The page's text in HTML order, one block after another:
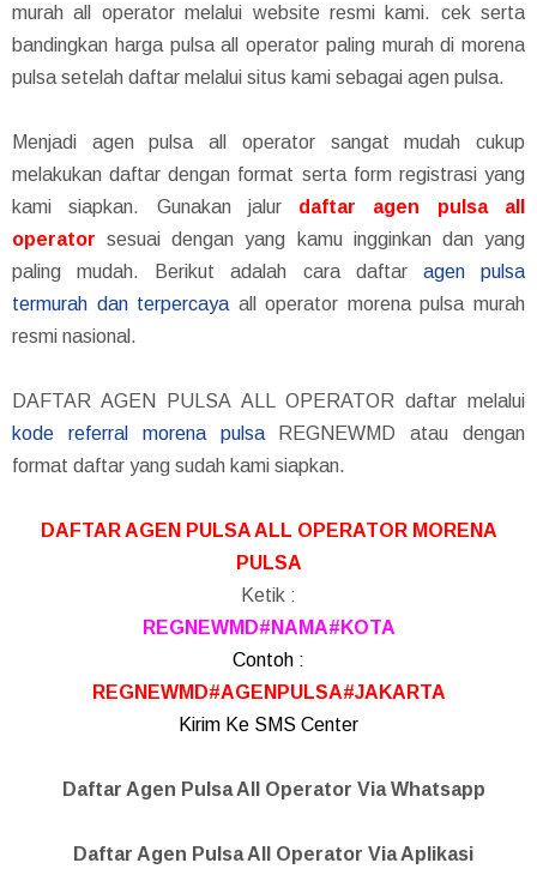
murah all operator melalui website resmi kami. cek serta
bandingkan harga pulsa all operator paling murah di morena
pulsa setelah daftar melalui situs kami sebagai agen pulsa.
Menjadi agen pulsa all operator sangat mudah cukup
melakukan daftar dengan format serta form registrasi yang
kami siapkan. Gunakan jalur daftar agen pulsa all
operator sesuai dengan yang kamu ingginkan dan yang
paling mudah. Berikut adalah cara daftar agen pulsa
termurah dan terpercaya all operator morena pulsa murah
resmi nasional.
DAFTAR AGEN PULSA ALL OPERATOR daftar melalui
kode referral morena pulsaREGNEWMD atau dengan
format daftar yang sudah kami siapkan.
DAFTAR AGEN PULSA ALL OPERATOR MORENA
PULSA
Ketik :
REGNEWMD#NAMA#KOTA
Contoh :
REGNEWMD#AGENPULSA#JAKARTA
Kirim Ke SMS Center
Daftar Agen Pulsa All Operator Via Whatsapp
Daftar Agen Pulsa All Operator Via Aplikasi